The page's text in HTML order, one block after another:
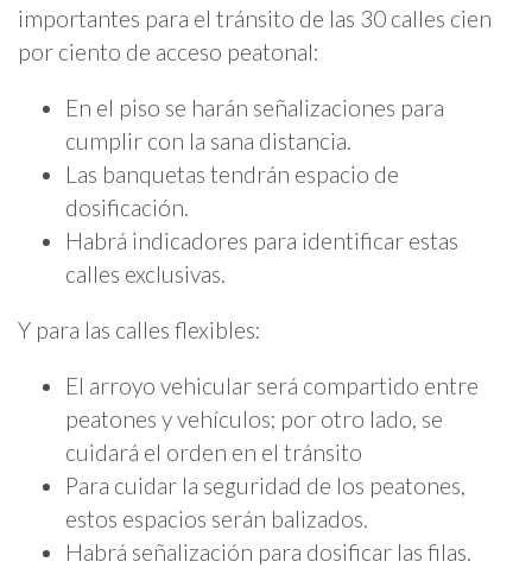
importantes para el tránsito de las 30 calles cien
por ciento de acceso peatonal:
En el piso se harán señalizaciones para
cumplir con la sana distancia.
Las banquetas tendrán espacio de
dosificación.
Habrá indicadores para identificar estas
calles exclusivas.
Y para las calles flexibles:
El arroyo vehicular será compartido entre
peatones y vehículos; por otro lado, se
cuidará el orden en el tránsito
Para cuidar la seguridad de los peatones,
estos espacios serán balizados.
Habrá señalización para dosificar las filas.